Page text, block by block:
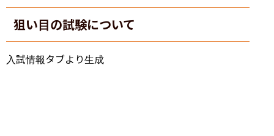
狙い目の試験について
入試情報タブより生成